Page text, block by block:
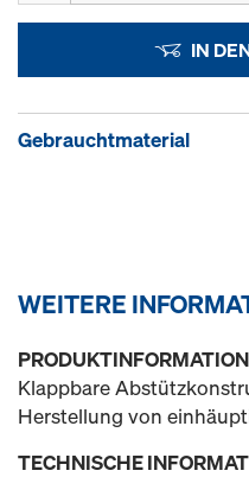
IN
Gebrauchtmaterial
WEITERE
PRODUKTINFORMATION
Klappbare
Herstellung von
TECHNISCHE